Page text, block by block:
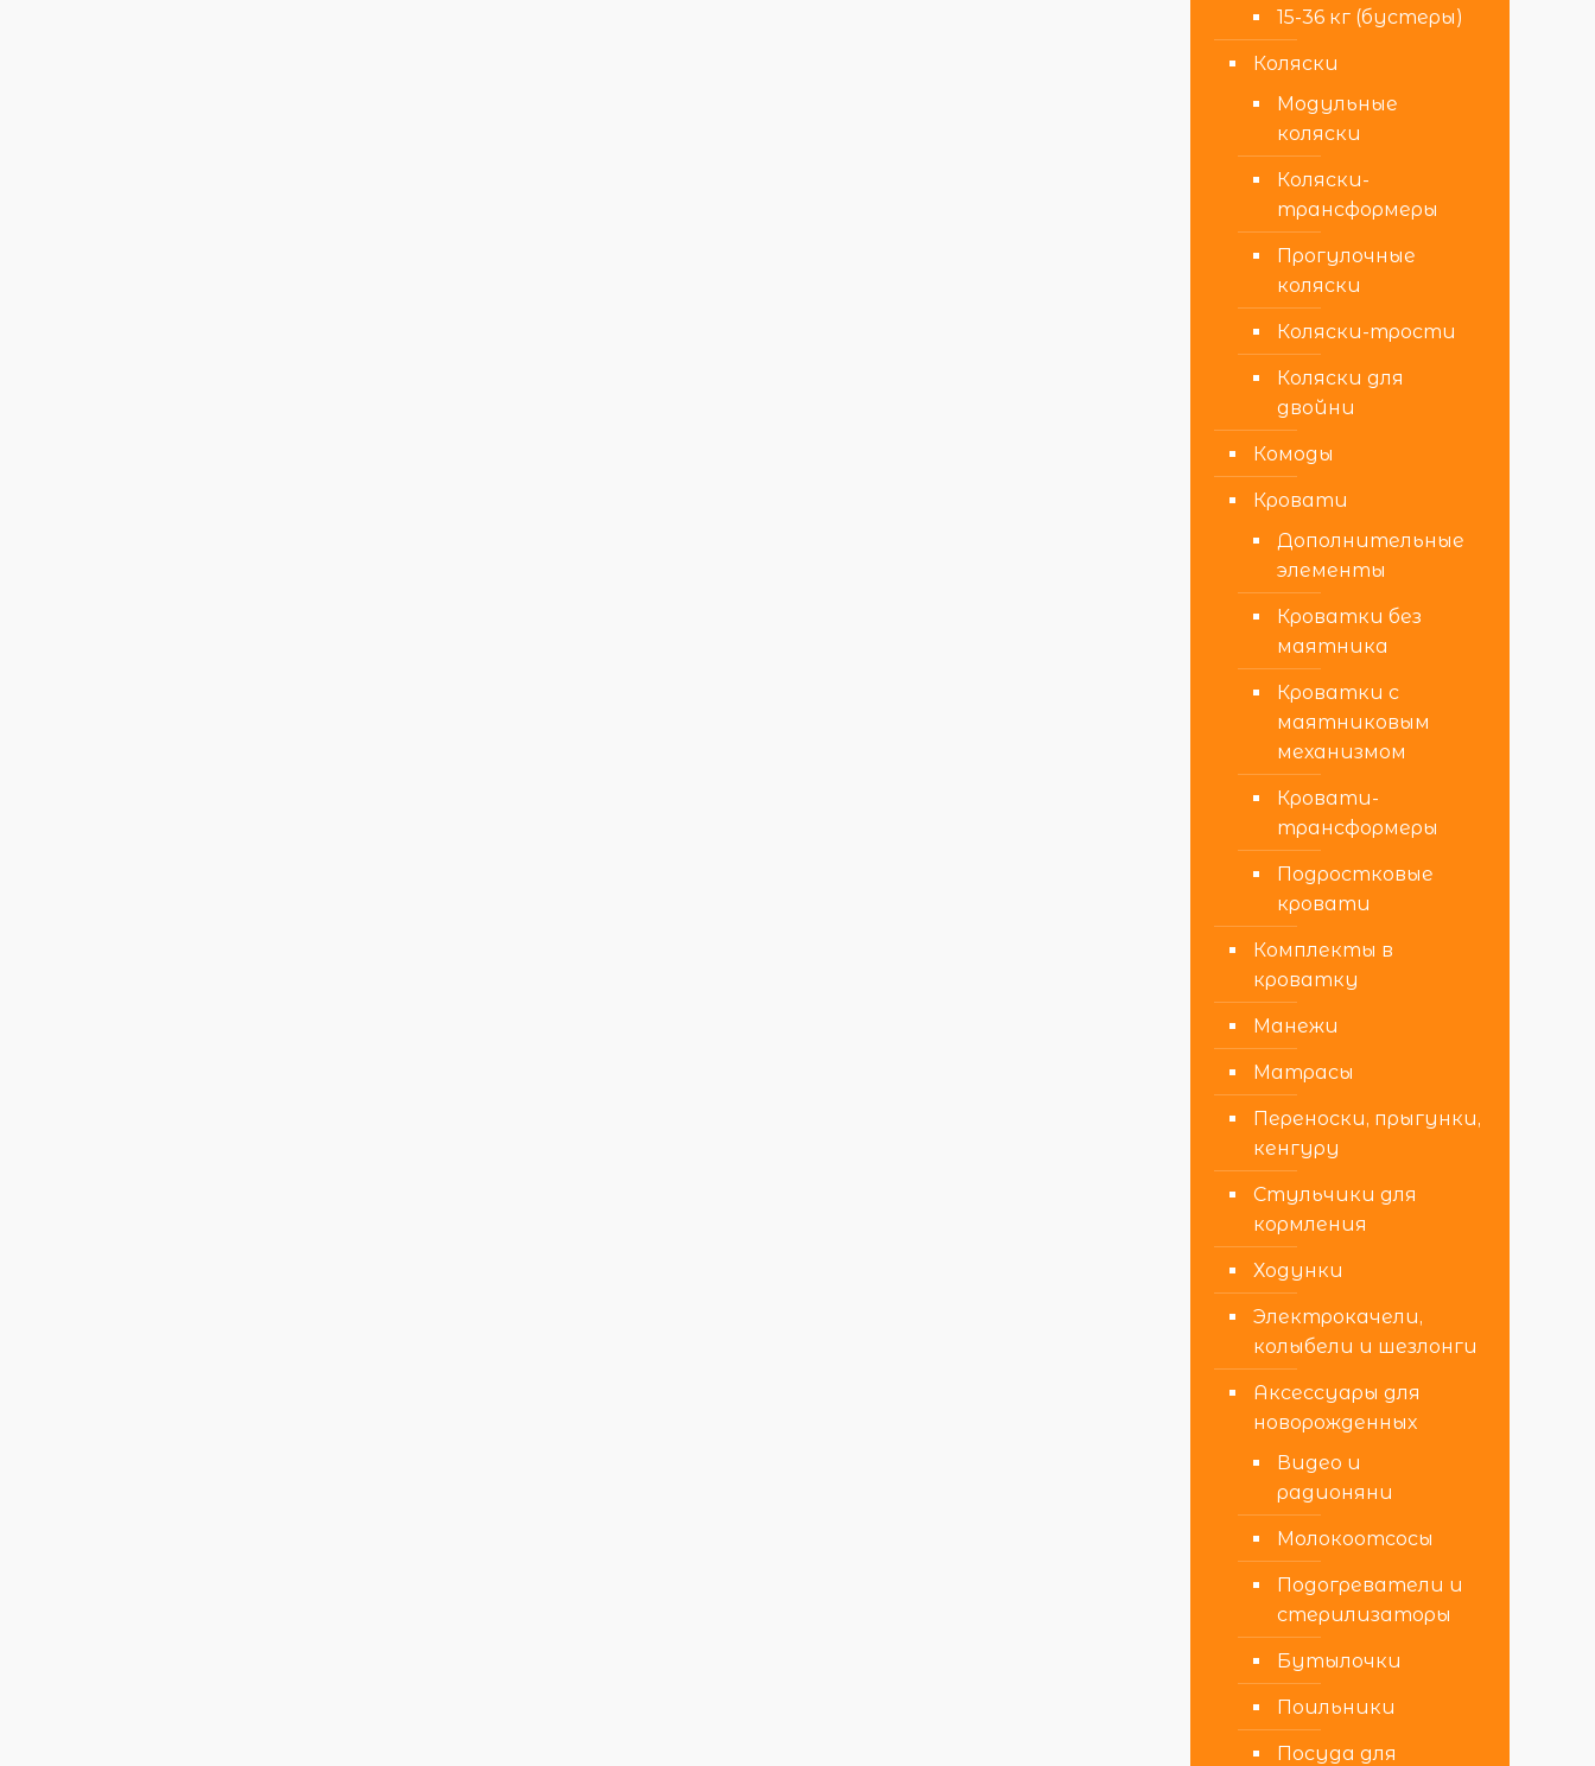
15-36 кг (бустеры)
Коляски
Модульные
коляски
Коляски-
трансформеры
Прогулочные
коляски
Коляски-трости
Коляски для
двойни
Комоды
Кровати
Дополнительные
элементы
Кроватки без
маятника
Кроватки с
маятниковым
механизмом
Кровати-
трансформеры
Подростковые
кровати
Комплекты в
кроватку
Манежи
Матрасы
Переноски, прыгунки,
кенгуру
Стульчики для
кормления
Ходунки
Электрокачели,
колыбели и шезлонги
Аксессуары для
новорожденных
Видео и
радионяни
Молокоотсосы
Подогреватели и
стерилизаторы
Бутылочки
Поильники
Посуда для